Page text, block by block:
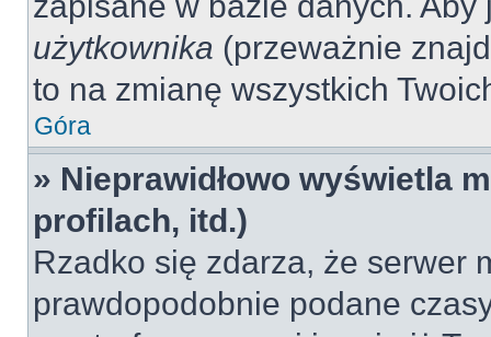
użytkownika (przeważnie
to na zmianę wszystkich
Góra
» Nieprawidłowo wyświetla
profilach, itd.)
Rzadko się zdarza, że serwer
prawdopodobnie podane